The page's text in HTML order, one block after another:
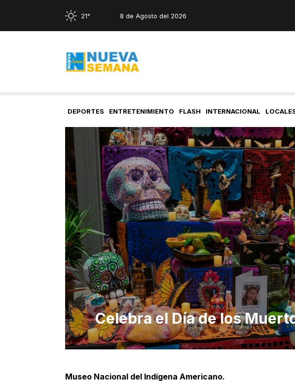
21° 8 de Agosto del 2026
DEPORTES ENTRETENIMIENTO FLASH INTERNACIONAL
Celebra el Día de los
Museo Nacional del Indígena Americano.